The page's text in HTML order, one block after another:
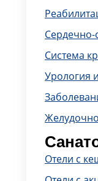
Сердечно-
Система
Урология
Отели с